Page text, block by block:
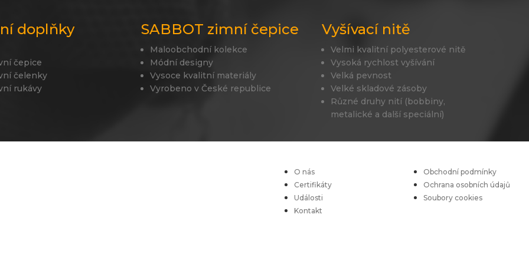
doplňky
čepice
čelenky
rukávy
SABBOT zimní čepice
Maloobchodní kolekce
Módní designy
Vysoce kvalitní materiály
Vyrobeno v České republice
Vyšívací nitě
Velmi kvalitní polyesterové nitě
Vysoká rychlost vyšívání
Velká pevnost
Velké skladové zásoby
Různé druhy nití (bobbiny,
metalické a další speciální)
O nás
Certifikáty
Události
Kontakt
Obchodní podmínky
Ochrana osobních údajů
Soubory cookies